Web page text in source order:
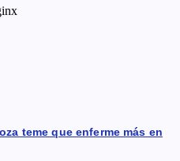
teme que enferme más en